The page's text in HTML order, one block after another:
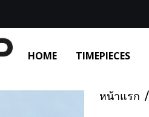
HOME TIMEPIECES
หน้าแรก